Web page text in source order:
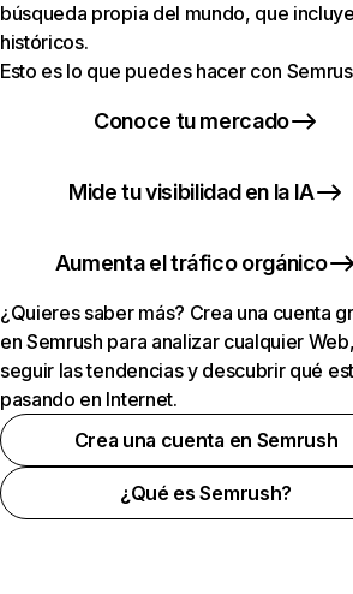
búsqueda propia del mundo, que
históricos.
Esto es lo que puedes hacer con
Conoce tu mercado
Mide tu visibilidad en la IA
Aumenta el tráfico orgánico
¿Quieres saber más? Crea una cuenta
en Semrush para analizar cualquier
seguir las tendencias y descubrir qué
pasando en Internet.
Crea una cuenta en Semrush
¿Qué es Semrush?